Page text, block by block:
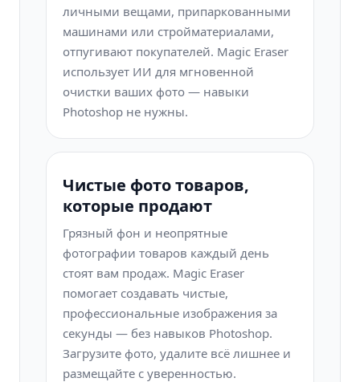
личными вещами, припаркованными
машинами или стройматериалами,
отпугивают покупателей. Magic Eraser
использует ИИ для мгновенной
очистки ваших фото — навыки
Photoshop не нужны.
Чистые фото товаров,
которые продают
Грязный фон и неопрятные
фотографии товаров каждый день
стоят вам продаж. Magic Eraser
помогает создавать чистые,
профессиональные изображения за
секунды — без навыков Photoshop.
Загрузите фото, удалите всё лишнее и
размещайте с уверенностью.